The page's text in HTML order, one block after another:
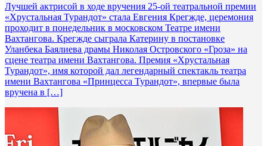
Лучшей актрисой в ходе вручения 25-ой театральной премии
«Хрустальная Турандот» стала Евгения Крегжде, церемония
проходит в понедельник в московском Театре имени
Вахтангова. Крегжде сыграла Катерину в постановке
Уланбека Баялиева драмы Николая Островского «Гроза» на
сцене театра имени Вахтангова. Премия «Хрустальная
Турандот», имя которой дал легендарный спектакль театра
имени Вахтангова «Принцесса Турандот», впервые была
вручена в […]